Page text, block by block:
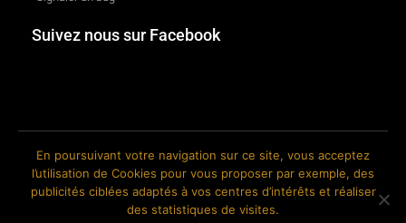
Suivez nous sur Facebook
© 2018-2026 The Ink Factory. Site web réalisé par Roland CAUVIN.
En poursuivant votre navigation sur ce site, vous acceptez
l’utilisation de Cookies pour vous proposer par exemple, des
publicités ciblées adaptés à vos centres d’intérêts et réaliser
des statistiques de visites.